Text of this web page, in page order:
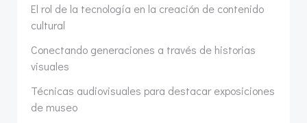
El rol de la tecnología en la creación de contenido
cultural
Conectando generaciones a través de historias
visuales
Técnicas audiovisuales para destacar exposiciones
de museo